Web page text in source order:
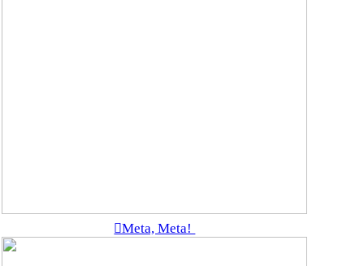
︎Meta, Meta!